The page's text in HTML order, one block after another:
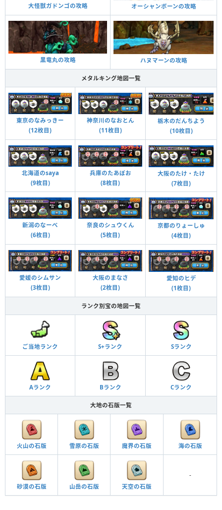
大怪獣ガドンゴの攻略 オーシャンボーンの攻略
黒竜丸の攻略 ハヌマーンの攻略
メタルキング地図一覧
東京のなみっきー
(12枚目)
神奈川のなおとん
(11枚目)
栃木のだんちよう
(10枚目)
北海道のsaya
(9枚目)
兵庫のたあぼお
(8枚目)
大阪のたけ・たけ
(7枚目)
新潟のなーべ
(6枚目)
奈良のシュウくん
(5枚目)
京都のりょーしゅ
(4枚目)
愛媛のシムサン
(3枚目)
大阪のまなさ
(2枚目)
愛知のヒデ
(1枚目)
ランク別宝の地図一覧
ご当地ランク S+ランク Sランク
Aランク Bランク Cランク
大地の石版一覧
火山の石版 雪原の石版 魔界の石版 海の石版
砂漠の石版 山岳の石版 天空の石版
-